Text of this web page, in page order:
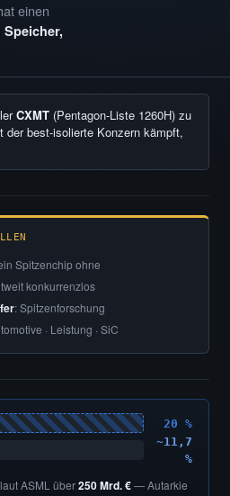
einen
CXMT (Pentagon-Liste 1260H) zu
best-isolierte Konzern kämpft,
Spitzenchip ohne
konkurrenzlos
: Spitzenforschung
· Leistung · SiC
20 %
~11,7
%
ASML über250 Mrd. €— Autarkie